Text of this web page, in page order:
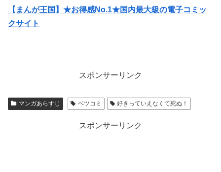
【まんが王国】★お得感No.1★国内最大級の電子コミッ
クサイト
スポンサーリンク
マンガあらすじ ベツコミ 好きっていえなくて死ぬ！
スポンサーリンク